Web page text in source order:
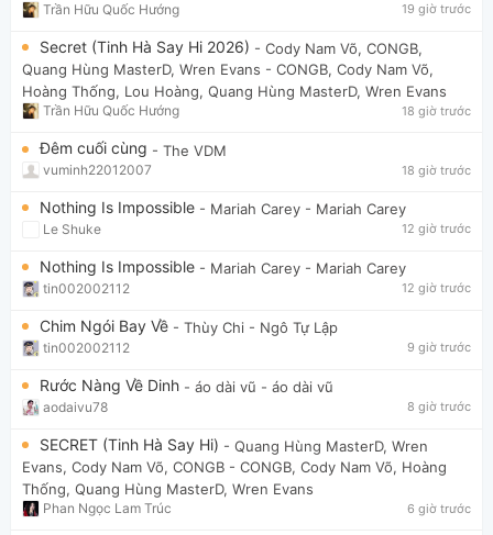
Trần Hữu Quốc Hướng 19 giờ trước
Secret (Tinh Hà Say Hi 2026) - Cody Nam Võ, CONGB,
Quang Hùng MasterD, Wren Evans - CONGB, Cody Nam Võ,
Hoàng Thống, Lou Hoàng, Quang Hùng MasterD, Wren Evans
Trần Hữu Quốc Hướng 18 giờ trước
Đêm cuối cùng - The VDM
vuminh22012007 18 giờ trước
Nothing Is Impossible - Mariah Carey - Mariah Carey
Le Shuke 12 giờ trước
Nothing Is Impossible - Mariah Carey - Mariah Carey
tin002002112 12 giờ trước
Chim Ngói Bay Về - Thùy Chi - Ngô Tự Lập
tin002002112 9 giờ trước
Rước Nàng Về Dinh - áo dài vũ - áo dài vũ
aodaivu78 8 giờ trước
SECRET (Tinh Hà Say Hi) - Quang Hùng MasterD, Wren
Evans, Cody Nam Võ, CONGB - CONGB, Cody Nam Võ, Hoàng
Thống, Quang Hùng MasterD, Wren Evans
Phan Ngọc Lam Trúc 6 giờ trước